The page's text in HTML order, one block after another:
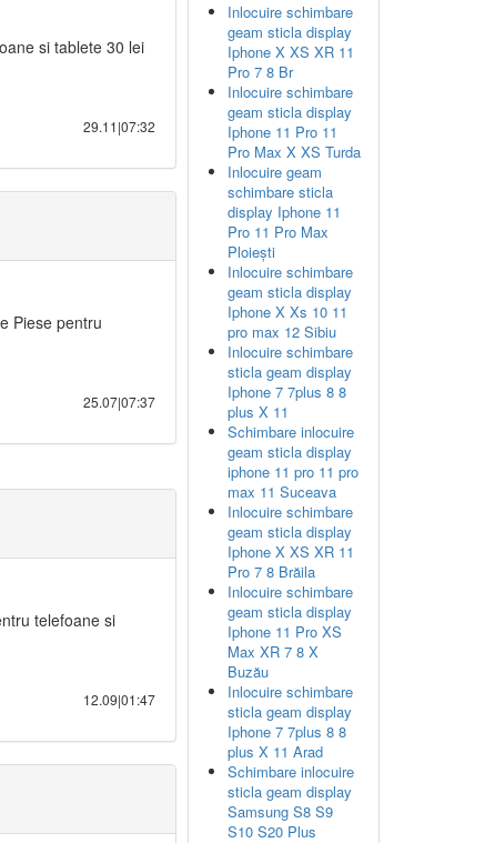
si tablete 30 lei
29.11|07:32
Piese pentru
25.07|07:37
telefoane si
12.09|01:47
Inlocuire schimbare
geam sticla display
Iphone X XS XR 11
Pro 7 8 Br
Inlocuire schimbare
geam sticla display
Iphone 11 Pro 11
Pro Max X XS Turda
Inlocuire geam
schimbare sticla
display Iphone 11
Pro 11 Pro Max
Ploiești
Inlocuire schimbare
geam sticla display
Iphone X Xs 10 11
pro max 12 Sibiu
Inlocuire schimbare
sticla geam display
Iphone 7 7plus 8 8
plus X 11
Schimbare inlocuire
geam sticla display
iphone 11 pro 11 pro
max 11 Suceava
Inlocuire schimbare
geam sticla display
Iphone X XS XR 11
Pro 7 8 Brăila
Inlocuire schimbare
geam sticla display
Iphone 11 Pro XS
Max XR 7 8 X
Buzău
Inlocuire schimbare
sticla geam display
Iphone 7 7plus 8 8
plus X 11 Arad
Schimbare inlocuire
sticla geam display
Samsung S8 S9
S10 S20 Plus